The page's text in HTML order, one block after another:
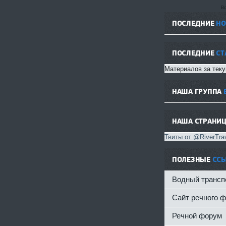
ПОСЛЕДНИЕ
ПОСЛЕДНИЕ
Материалов за
НАША ГРУППА
НАША
Твиты от
ПОЛЕЗНЫЕ
Водный
Сайт речного
Речной форум